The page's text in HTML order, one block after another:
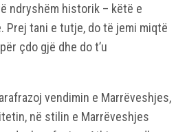
ndryshëm historik – këtë e
Prej tani e tutje, do të jemi miqtë
çdo gjë dhe do t’u
vendimin e Marrëveshjes,
në stilin e Marrëveshjes